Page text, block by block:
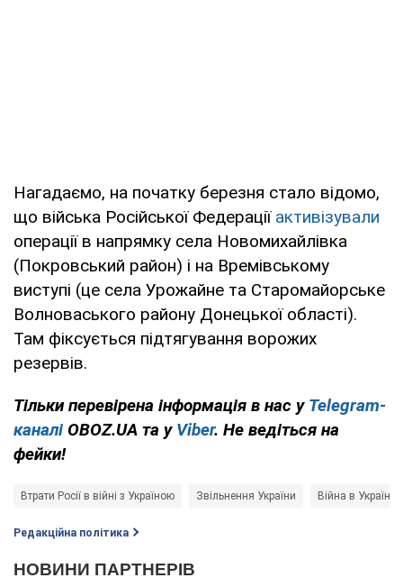
Нагадаємо, на початку березня стало відомо,
що війська Російської Федерації активізували
операції в напрямку села Новомихайлівка
(Покровський район) і на Времівському
виступі (це села Урожайне та Старомайорське
Волноваського району Донецької області).
Там фіксується підтягування ворожих
резервів.
Тільки перевірена інформація в нас у Telegram-
каналі OBOZ.UA та у Viber. Не ведіться на
фейки!
Втрати Росії в війні з Україною Звільнення України Війна в Україні
Редакційна політика